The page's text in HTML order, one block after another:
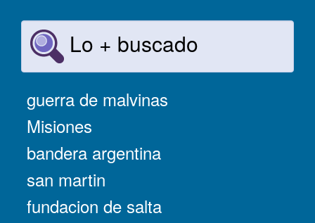
Lo + buscado
guerra de malvinas
Misiones
bandera argentina
san martin
fundacion de salta